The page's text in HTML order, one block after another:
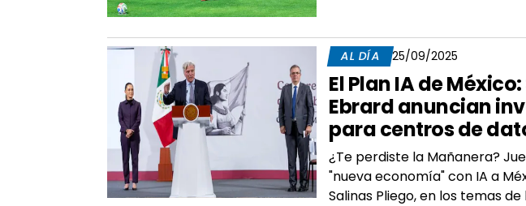
AL DÍA 25/09/2025
El Plan IA de
Ebrard anuncian
para centros de
¿Te perdiste la Mañanera?
"nueva economía" con IA a
Salinas Pliego, en los temas de